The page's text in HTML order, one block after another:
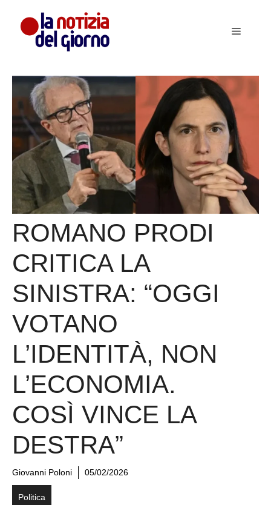
contenuto
Menu
ROMANO PRODI
CRITICA LA
SINISTRA: “OGGI
VOTANO
L’IDENTITÀ, NON
L’ECONOMIA.
COSÌ VINCE LA
DESTRA”
Giovanni Poloni 05/02/2026
Politica